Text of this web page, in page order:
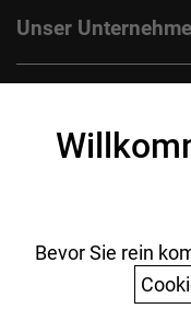
Unser
Datenschutz
Ihr Einkauf
Bevor Sie rein